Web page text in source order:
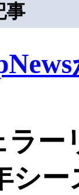
事
ラー
シ